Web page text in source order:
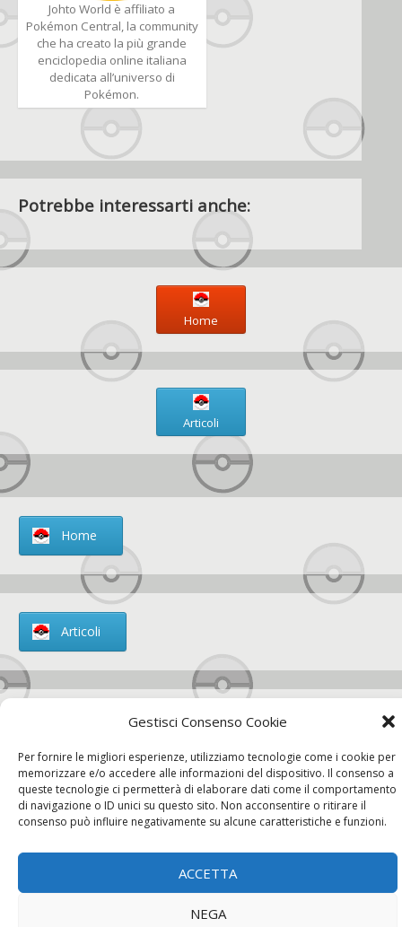
Gestisci Consenso Cookie
Per fornire le migliori esperienze, utilizziamo tecnologie come i cookie per
memorizzare e/o accedere alle informazioni del dispositivo. Il consenso a
queste tecnologie ci permetterà di elaborare dati come il comportamento
di navigazione o ID unici su questo sito. Non acconsentire o ritirare il
consenso può influire negativamente su alcune caratteristiche e funzioni.
ACCETTA
NEGA
Johto World è affiliato a
Pokémon Central, la community
che ha creato la più grande
enciclopedia online italiana
dedicata all’universo di
Pokémon.
Potrebbe interessarti anche:
Home
Articoli
Home
Articoli
Chi siamo
Contatti